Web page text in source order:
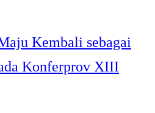
Kembali sebagai
Konferprov XIII